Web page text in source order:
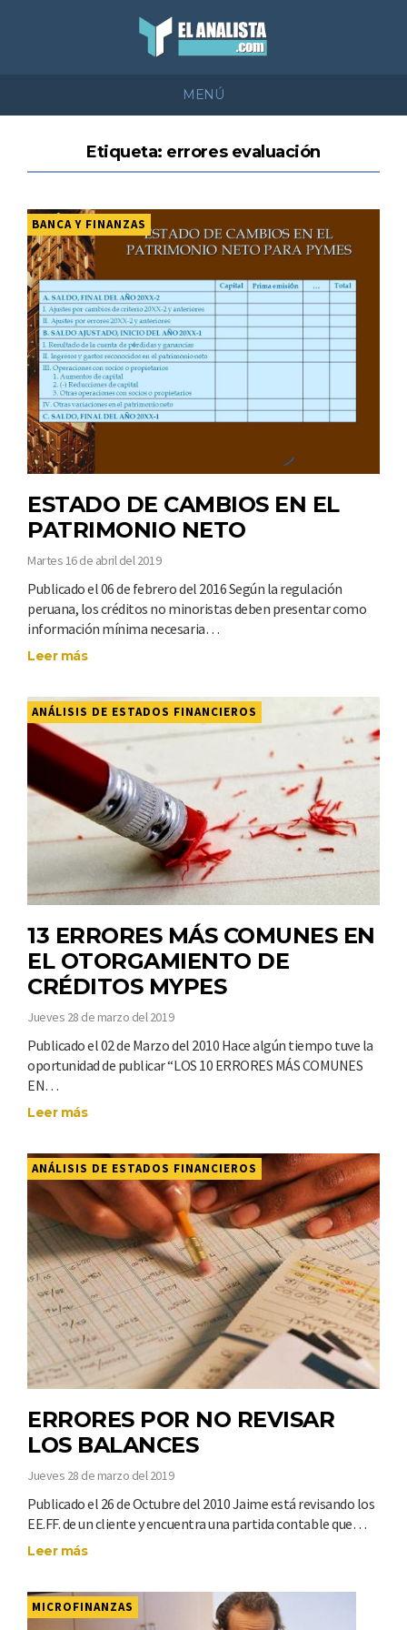
MENÚ
Etiqueta: errores evaluación
BANCA Y FINANZAS
ESTADO DE CAMBIOS EN EL
PATRIMONIO NETO
Martes 16 de abril del 2019
Publicado el 06 de febrero del 2016 Según la regulación
peruana, los créditos no minoristas deben presentar como
información mínima necesaria…
Leer más
ANÁLISIS DE ESTADOS FINANCIEROS
13 ERRORES MÁS COMUNES EN
EL OTORGAMIENTO DE
CRÉDITOS MYPES
Jueves 28 de marzo del 2019
Publicado el 02 de Marzo del 2010 Hace algún tiempo tuve la
oportunidad de publicar “LOS 10 ERRORES MÁS COMUNES
EN…
Leer más
ANÁLISIS DE ESTADOS FINANCIEROS
ERRORES POR NO REVISAR
LOS BALANCES
Jueves 28 de marzo del 2019
Publicado el 26 de Octubre del 2010 Jaime está revisando los
EE.FF. de un cliente y encuentra una partida contable que…
Leer más
MICROFINANZAS